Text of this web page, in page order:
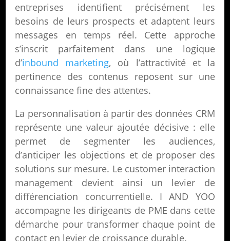
entreprises identifient précisément les
besoins de leurs prospects et adaptent leurs
messages en temps réel. Cette approche
s’inscrit parfaitement dans une logique
d’inbound marketing, où l’attractivité et la
pertinence des contenus reposent sur une
connaissance fine des attentes.
La personnalisation à partir des données CRM
représente une valeur ajoutée décisive : elle
permet de segmenter les audiences,
d’anticiper les objections et de proposer des
solutions sur mesure. Le customer interaction
management devient ainsi un levier de
différenciation concurrentielle. I AND YOO
accompagne les dirigeants de PME dans cette
démarche pour transformer chaque point de
contact en levier de croissance durable.